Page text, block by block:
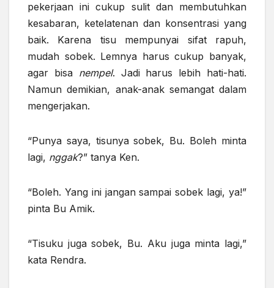
pekerjaan ini cukup sulit dan membutuhkan
kesabaran, ketelatenan dan konsentrasi yang
baik. Karena tisu mempunyai sifat rapuh,
mudah sobek. Lemnya harus cukup banyak,
agar bisa nempel. Jadi harus lebih hati-hati.
Namun demikian, anak-anak semangat dalam
mengerjakan.
“Punya saya, tisunya sobek, Bu. Boleh minta
lagi, nggak?” tanya Ken.
“Boleh. Yang ini jangan sampai sobek lagi, ya!”
pinta Bu Amik.
“Tisuku juga sobek, Bu. Aku juga minta lagi,”
kata Rendra.